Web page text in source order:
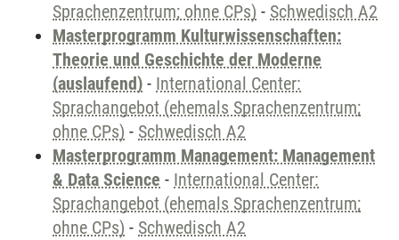
Sprachenzentrum; ohne CPs) - Schwedisch A2
Masterprogramm Kulturwissenschaften:
Theorie und Geschichte der Moderne
(auslaufend) - International Center:
Sprachangebot (ehemals Sprachenzentrum;
ohne CPs) - Schwedisch A2
Masterprogramm Management: Management
& Data Science - International Center:
Sprachangebot (ehemals Sprachenzentrum;
ohne CPs) - Schwedisch A2